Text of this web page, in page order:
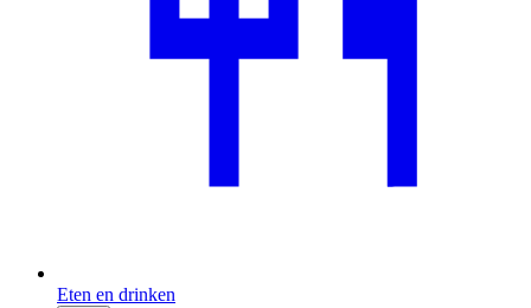
Eten en drinken